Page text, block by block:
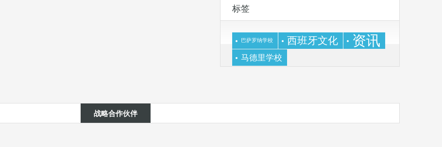
标签
巴萨罗纳学校 西班牙文化 资讯
马德里学校
战略合作伙伴